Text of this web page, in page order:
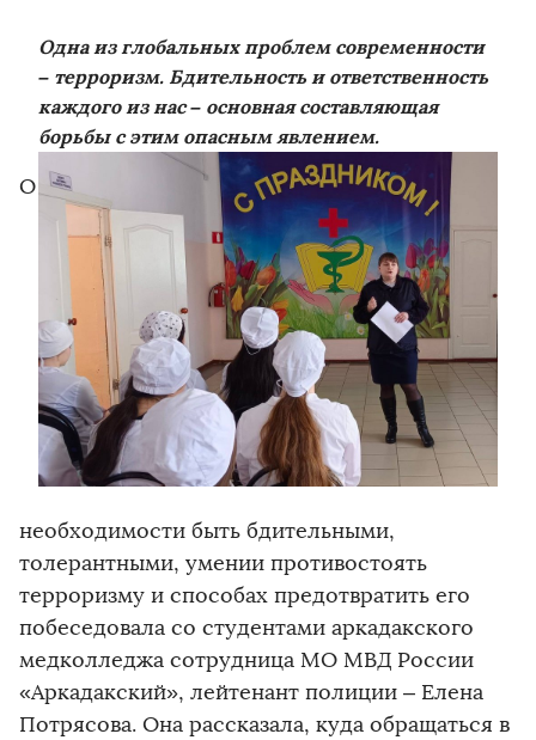
Одна из глобальных проблем современности
– терроризм. Бдительность и ответственность
каждого из нас – основная составляющая
борьбы с этим опасным явлением.
О
необходимости быть бдительными,
толерантными, умении противостоять
терроризму и способах предотвратить его
побеседовала со студентами аркадакского
медколледжа сотрудница МО МВД России
«Аркадакский», лейтенант полиции – Елена
Потрясова. Она рассказала, куда обращаться в